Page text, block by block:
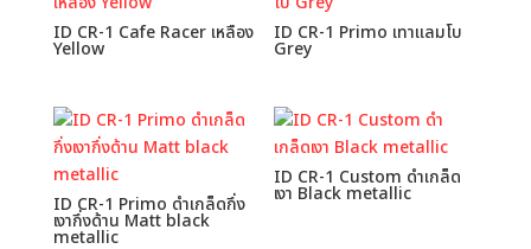
ID CR-1 Cafe Racer เหลือง
Yellow
ID CR-1 Primo เทาแลมโบ
Grey
ID CR-1 Primo ดำเกล็ดกึ่ง
เงากึ่งด้าน Matt black
metallic
ID CR-1 Custom ดำเกล็ด
เงา Black metallic